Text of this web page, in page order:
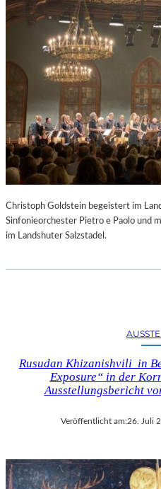
Christoph Goldstein begeistert im
Sinfonieorchester Pietro e Paolo und
im Landshuter Salzstadel.
Rusudan Khizanishvili in
Exposure“ in der
Ausstellungsbericht
Veröffentlicht am:26. Juli